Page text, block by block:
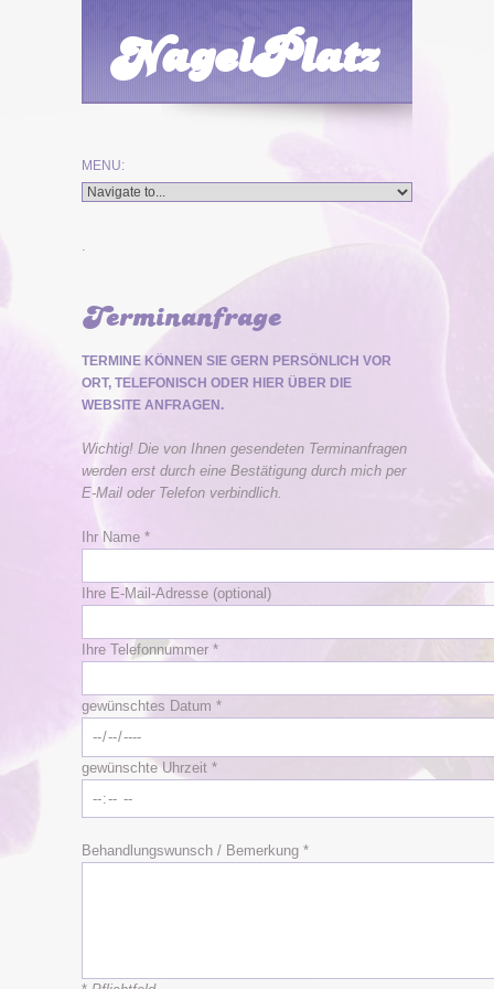
NagelPlatz
.
Terminanfrage
TERMINE KÖNNEN SIE GERN PERSÖNLICH VOR
ORT, TELEFONISCH ODER HIER ÜBER DIE
WEBSITE ANFRAGEN.
Wichtig! Die von Ihnen gesendeten Terminanfragen
werden erst durch eine Bestätigung durch mich per
E-Mail oder Telefon verbindlich.
Ihr Name *
Ihre E-Mail-Adresse (optional)
Ihre Telefonnummer *
gewünschtes Datum *
gewünschte Uhrzeit *
Behandlungswunsch / Bemerkung *